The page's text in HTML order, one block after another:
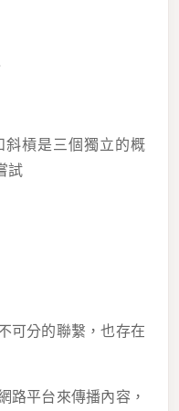
槓是三個獨立的概
試
可分的聯繫，也存在
路平台來傳播內容，